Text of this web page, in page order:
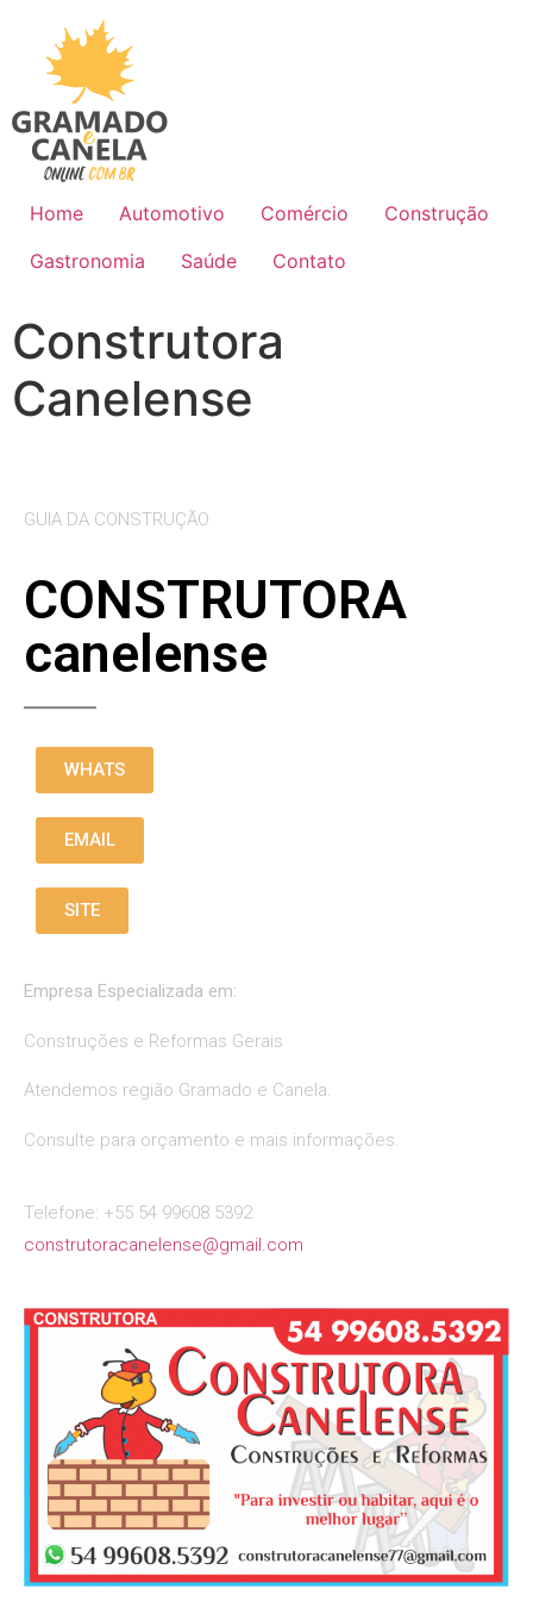
Home Automotivo Comércio
Construção
Gastronomia
Saúde Contato
Construtora
Canelense
GUIA DA CONSTRUÇÃO
CONSTRUTORA
canelense
WHATS
EMAIL
SITE
Empresa Especializada em:
Construções e Reformas Gerais
Atendemos região Gramado e Canela.
Consulte para orçamento e mais informações.
Telefone: +55 54 99608 5392
construtoracanelense@gmail.com